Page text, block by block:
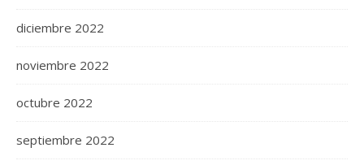
diciembre 2022
noviembre 2022
octubre 2022
septiembre 2022